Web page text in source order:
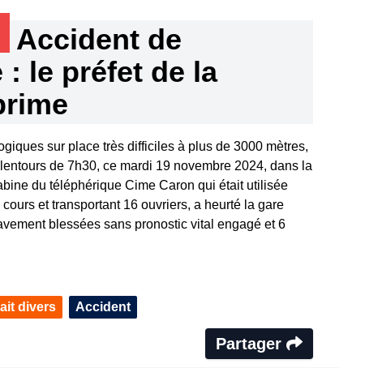
Accident de
: le préfet de la
sur place très difficiles à plus de 3000 mètres,
de 7h30, ce mardi 19 novembre 2024, dans la
du téléphérique Cime Caron qui était utilisée
et transportant 16 ouvriers, a heurté la gare
blessées sans pronostic vital engagé et 6
divers Accident
Partager